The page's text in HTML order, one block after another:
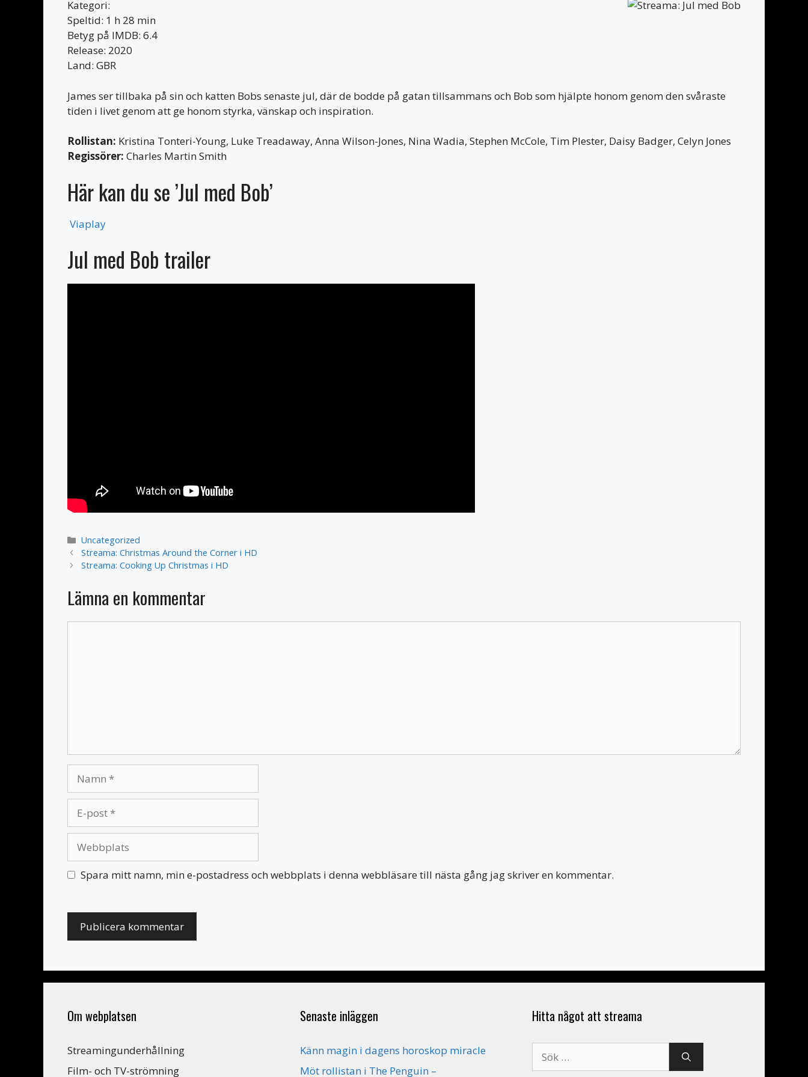
Kategori:
Speltid: 1 h 28 min
Betyg på IMDB: 6.4
Release: 2020
Land: GBR
James ser tillbaka på sin och katten Bobs senaste jul, där de bodde på gatan tillsammans och Bob som hjälpte honom genom den svåraste
tiden i livet genom att ge honom styrka, vänskap och inspiration.
Rollistan: Kristina Tonteri-Young, Luke Treadaway, Anna Wilson-Jones, Nina Wadia, Stephen McCole, Tim Plester, Daisy Badger, Celyn Jones
Regissörer: Charles Martin Smith
Här kan du se ’Jul med Bob’
Viaplay
Jul med Bob trailer
Kategorier
Uncategorized
Streama: Christmas Around the Corner i HD
Streama: Cooking Up Christmas i HD
Lämna en kommentar
post
Spara mitt namn, min e-postadress och webbplats i denna webbläsare till nästa gång jag skriver en kommentar.
Om webplatsen
Streamingunderhållning
Film- och TV-strömning
Senaste inläggen
Känn magin i dagens horoskop miracle
Möt rollistan i The Penguin –
Hitta något att streama
efter: